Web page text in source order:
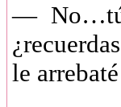
— No…tú
le